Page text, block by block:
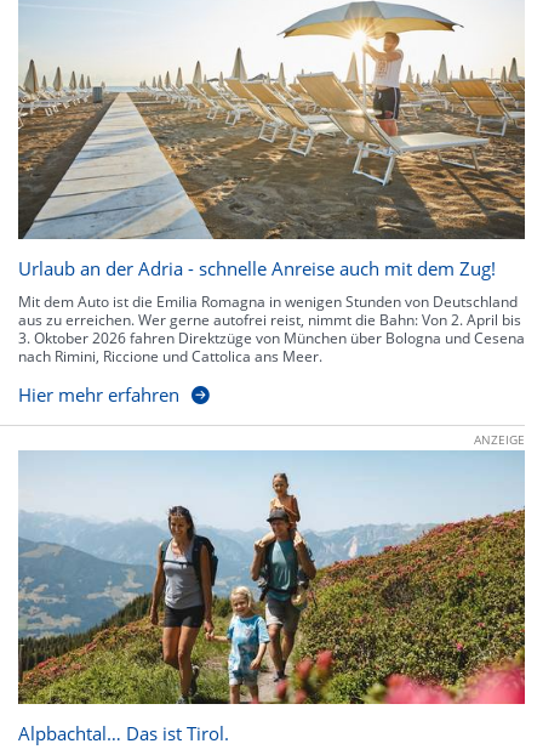
Urlaub an der Adria - schnelle Anreise auch mit dem Zug!
Mit dem Auto ist die Emilia Romagna in wenigen Stunden von Deutschland
aus zu erreichen. Wer gerne autofrei reist, nimmt die Bahn: Von 2. April bis
3. Oktober 2026 fahren Direktzüge von München über Bologna und Cesena
nach Rimini, Riccione und Cattolica ans Meer.
Hier mehr erfahren
ANZEIGE
Alpbachtal… Das ist Tirol.